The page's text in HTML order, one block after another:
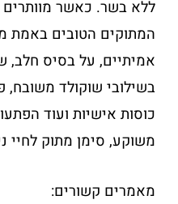
ללא בשר. כאשר
המתוקים הטובים באמת
אמיתיים, על בסיס חלב,
בשילובי שוקולד משובח,
כוסות אישיות ועוד
משוקע, סימן מתוק לחיי
מאמרים קשורים: